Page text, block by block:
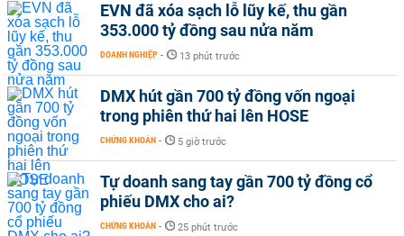
EVN đã xóa sạch lỗ lũy kế, thu gần
353.000 tỷ đồng sau nửa năm
DOANH NGHIỆP - 13 phút trước
DMX hút gần 700 tỷ đồng vốn ngoại
trong phiên thứ hai lên HOSE
CHỨNG KHOÁN - 5 giờ trước
Tự doanh sang tay gần 700 tỷ đồng cổ
phiếu DMX cho ai?
CHỨNG KHOÁN - 25 phút trước